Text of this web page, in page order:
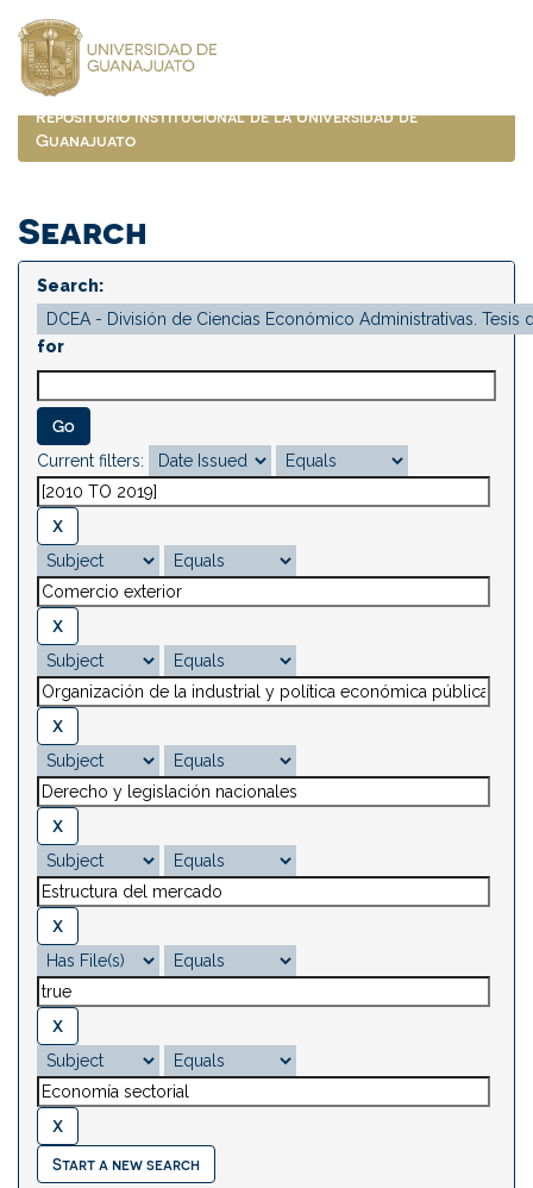
navigation
Repositorio Institucional de la Universidad de
Guanajuato
Search
Search:
for
Current filters:
Start a new search